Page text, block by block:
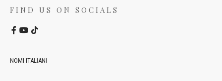
FIND US ON SOCIALS
NOMI ITALIANI